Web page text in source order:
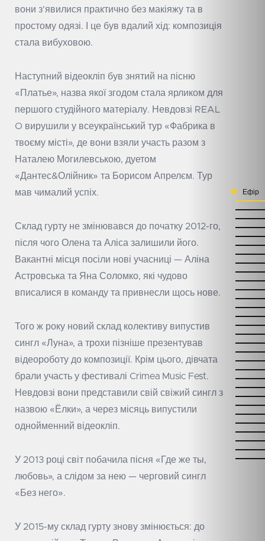
вони з’явилися практично без макіяжу та в
простому одязі. І це був вдалий хід: композиція
стала вибуховою.
Наступний відеокліп був знятий на пісню
«Платье», назва якої згодом стала ярликом для
першого студійного матеріалу. Невдовзі REAL
O вирушили у всеукраїнський тур «Фабрика в
твоєму місті», де вони взяли участь разом з
Наталею Могилевською, дуетом
«Дантес&Олійник» та Борисом Апрелєм. Тур
мав чималий успіх.
Склад гурту не змінювався до початку 2012-го,
після чого Олена та Аліса залишили його.
Вакантні місця посіли нові учасниці — Аліна
Астровська та Яна Соломко, які чудово
вписалися в команду та привнесли щось нове.
Того ж року новий склад колективу випустив
сингл «Луна», а трохи пізніше презентував
відеороботу до композиції. Крім цього, дівчата
брали участь у фестивалі Crimea Music Fest.
Невдовзі вони представили свій свіжий сингл з
назвою «Ёлки», а через місяць випустили
однойменний відеокліп.
У 2013 році світ побачила пісня «Где же ты,
любовь», а слідом за нею — черговий сингл
«Без него».
У 2015-му склад гурту знову змінюється: до
Ефір